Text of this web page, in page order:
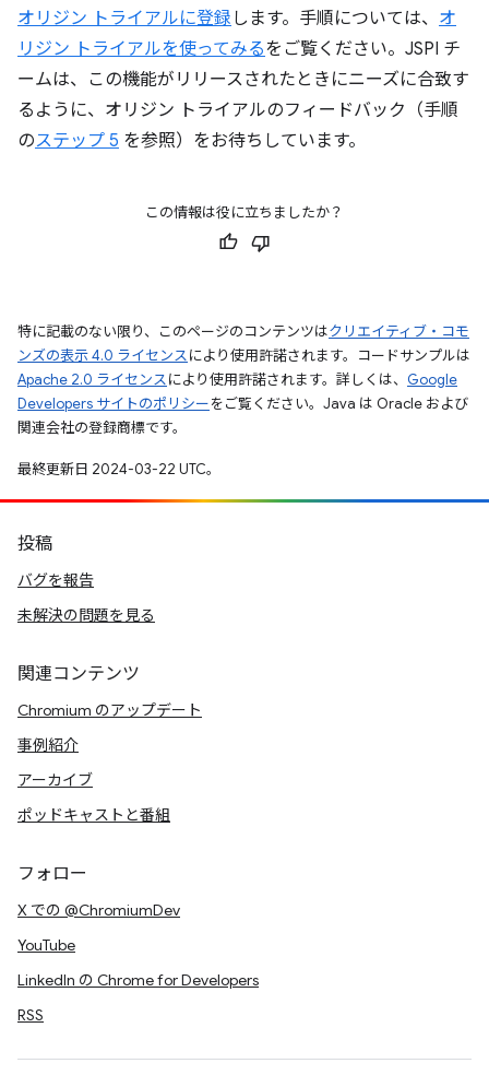
オリジン トライアルに登録 します。手順については、 オ
リジン トライアルを使ってみるをご覧ください。JSPI チ
ームは、この機能がリリースされたときにニーズに合致す
るように、オリジン トライアルのフィードバック（手順
のステップ 5 を参照）をお待ちしています。
この情報は役に立ちましたか？
特に記載のない限り、このページのコンテンツはクリエイティブ・コモ
ンズの表示 4.0 ライセンスにより使用許諾されます。コードサンプルは
Apache 2.0 ライセンスにより使用許諾されます。詳しくは、 Google
Developers サイトのポリシーをご覧ください。Java は Oracle および
関連会社の登録商標です。
最終更新日 2024-03-22 UTC。
投稿
バグを報告
未解決の問題を見る
関連コンテンツ
Chromium のアップデート
事例紹介
アーカイブ
ポッドキャストと番組
フォロー
X での @ChromiumDev
YouTube
LinkedIn の Chrome for Developers
RSS